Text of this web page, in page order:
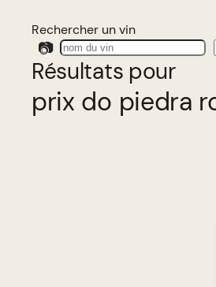
Rechercher un vin
📷
Résultats pour
prix do piedra